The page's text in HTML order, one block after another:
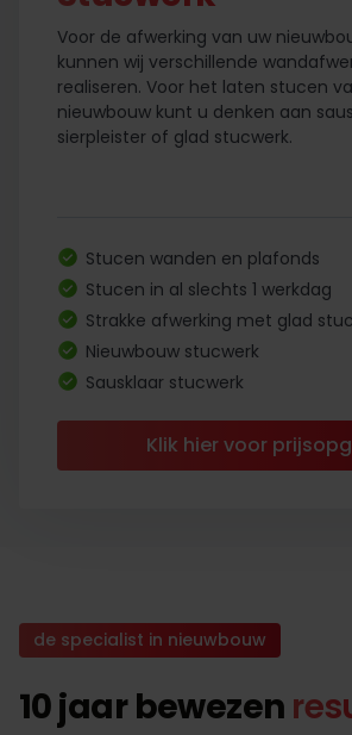
Voor de afwerking van uw
kunnen wij verschillende
realiseren. Voor het laten stucen
nieuwbouw kunt u denken aan
sierpleister of glad stucwerk.
Stucen wanden en plafonds
Stucen in al slechts 1 werkdag
Strakke afwerking met glad
Nieuwbouw stucwerk
Sausklaar stucwerk
Klik hier voor
de specialist in nieuwbouw
10 jaar bewezen